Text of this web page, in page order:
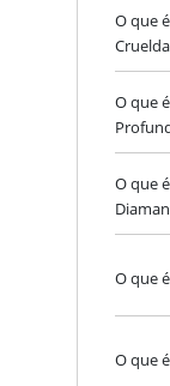
O que
O que
O que
O que
O que